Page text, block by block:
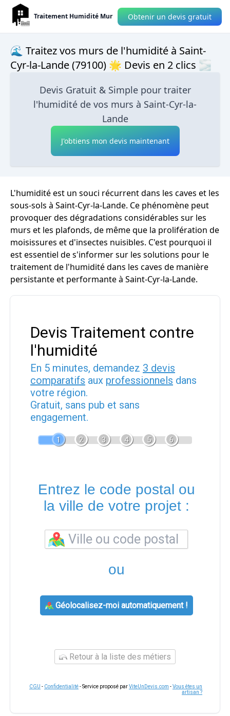
Traitement Humidité Mur Obtenir un devis gratuit
🌊 Traitez vos murs de l'humidité à Saint-
Cyr-la-Lande (79100) 🌟 Devis en 2 clics 🌫
Devis Gratuit & Simple pour traiter
l'humidité de vos murs à Saint-Cyr-la-
Lande
J'obtiens mon devis maintenant
L'humidité est un souci récurrent dans les caves et les
sous-sols à Saint-Cyr-la-Lande. Ce phénomène peut
provoquer des dégradations considérables sur les
murs et les plafonds, de même que la prolifération de
moisissures et d'insectes nuisibles. C'est pourquoi il
est essentiel de s'informer sur les solutions pour le
traitement de l'humidité dans les caves de manière
persistante et performante à Saint-Cyr-la-Lande.
Devis Traitement contre
l'humidité
En 5 minutes, demandez 3 devis
comparatifs aux professionnels dans
votre région.
Gratuit, sans pub et sans
engagement.
1 2 3 4 5 6
Entrez le code postal ou
la ville de votre projet :
ou
Géolocalisez-moi automatiquement !
Retour à la liste des métiers
CGU - Confidentialité- Service proposé parViteUnDevis.com -Vous êtes un
artisan ?